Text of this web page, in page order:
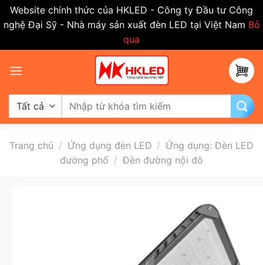
Website chính thức của HKLED - Công ty Đầu tư Công
nghệ Đại Sỹ - Nhà máy sản xuất đèn LED tại Việt Nam Bỏ
qua
qua
dung
Tìm
kiếm:
Trang chủ / Ứng dụng đèn LED / Ứng dụng: Đèn LED
đường phố / Đèn đường nội đô